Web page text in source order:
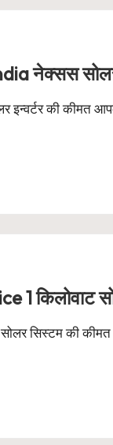
नेक्सस सोलर
की कीमत
1 किलोवाट
सिस्टम की